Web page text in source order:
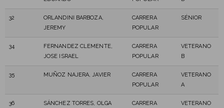
32
ORLANDINI BARBOZA,
JEREMY
CARRERA
POPULAR
SÉNIOR
34
FERNANDEZ CLEMENTE,
JOSE ISRAEL
CARRERA
POPULAR
VETERANO
B
35 MUÑOZ NAJERA, JAVIER
CARRERA
POPULAR
VETERANO
A
36 SÁNCHEZ TORRES, OLGA
CARRERA
VETERANO